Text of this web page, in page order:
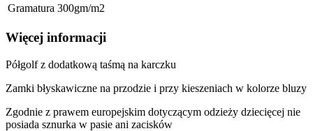
Gramatura 300gm/m2
Więcej informacji
Półgolf z dodatkową taśmą na karczku
Zamki błyskawiczne na przodzie i przy kieszeniach w kolorze bluzy
Zgodnie z prawem europejskim dotyczącym odzieży dziecięcej nie
posiada sznurka w pasie ani zacisków